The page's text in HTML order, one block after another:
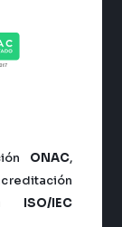
ONAC,
IEC